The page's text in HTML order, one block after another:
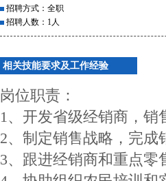
招聘方式：全职
招聘人数：1人
相关技能要求及工作经验
岗位职责：
1、开发省级经销商，销
2、制定销售战略，完成
3、跟进经销商和重点